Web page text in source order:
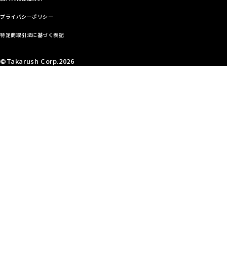
プライバシーポリシー
特定商取引法に基づく表記
©Takarush Corp.2026